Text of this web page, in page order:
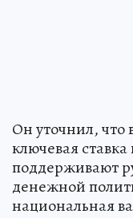
Он уточнил, что
ключевая
поддерживают
денежной
национальная